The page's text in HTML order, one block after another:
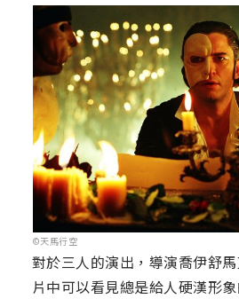
©天馬行空
對於三人的演出，導演喬伊舒馬
片中可以看見總是給人硬漢形